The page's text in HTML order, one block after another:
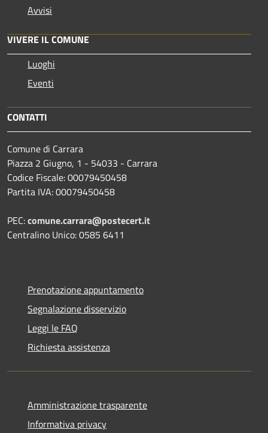
Avvisi
VIVERE IL COMUNE
Luoghi
Eventi
CONTATTI
Comune di Carrara
Piazza 2 Giugno, 1 - 54033 - Carrara
Codice Fiscale: 00079450458
Partita IVA: 00079450458
PEC:comune.carrara@postecert.it
Centralino Unico: 0585 6411
Prenotazione appuntamento
Segnalazione disservizio
Leggi le FAQ
Richiesta assistenza
Amministrazione trasparente
Informativa privacy